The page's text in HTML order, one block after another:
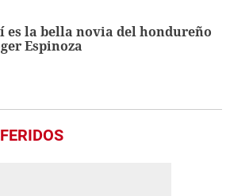
es la bella novia del hondureño
Espinoza